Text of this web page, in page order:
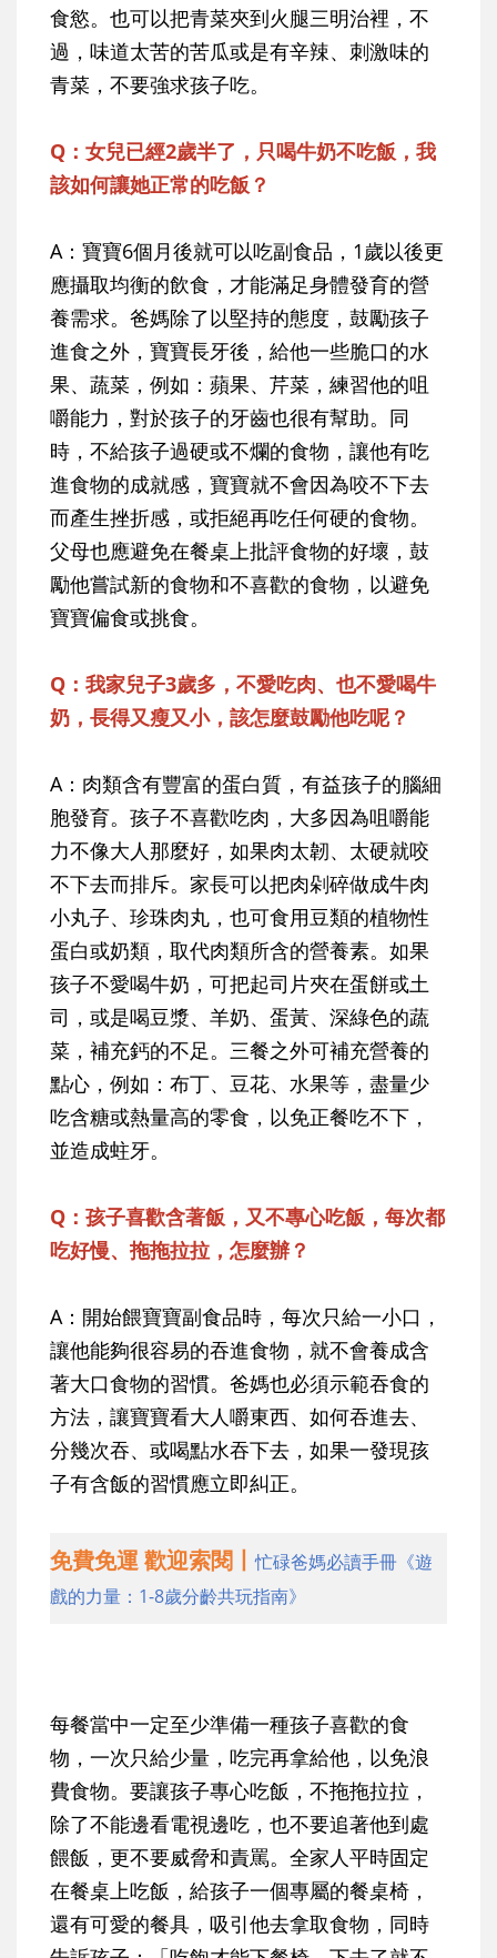
食慾。也可以把青菜夾到火腿三明治裡，不
過，味道太苦的苦瓜或是有辛辣、刺激味的
青菜，不要強求孩子吃。
Q：女兒已經2歲半了，只喝牛奶不吃飯，我
該如何讓她正常的吃飯？
A：寶寶6個月後就可以吃副食品，1歲以後更
應攝取均衡的飲食，才能滿足身體發育的營
養需求。爸媽除了以堅持的態度，鼓勵孩子
進食之外，寶寶長牙後，給他一些脆口的水
果、蔬菜，例如：蘋果、芹菜，練習他的咀
嚼能力，對於孩子的牙齒也很有幫助。同
時，不給孩子過硬或不爛的食物，讓他有吃
進食物的成就感，寶寶就不會因為咬不下去
而產生挫折感，或拒絕再吃任何硬的食物。
父母也應避免在餐桌上批評食物的好壞，鼓
勵他嘗試新的食物和不喜歡的食物，以避免
寶寶偏食或挑食。
Q：我家兒子3歲多，不愛吃肉、也不愛喝牛
奶，長得又瘦又小，該怎麼鼓勵他吃呢？
A：肉類含有豐富的蛋白質，有益孩子的腦細
胞發育。孩子不喜歡吃肉，大多因為咀嚼能
力不像大人那麼好，如果肉太韌、太硬就咬
不下去而排斥。家長可以把肉剁碎做成牛肉
小丸子、珍珠肉丸，也可食用豆類的植物性
蛋白或奶類，取代肉類所含的營養素。如果
孩子不愛喝牛奶，可把起司片夾在蛋餅或土
司，或是喝豆漿、羊奶、蛋黃、深綠色的蔬
菜，補充鈣的不足。三餐之外可補充營養的
點心，例如：布丁、豆花、水果等，盡量少
吃含糖或熱量高的零食，以免正餐吃不下，
並造成蛀牙。
Q：孩子喜歡含著飯，又不專心吃飯，每次都
吃好慢、拖拖拉拉，怎麼辦？
A：開始餵寶寶副食品時，每次只給一小口，
讓他能夠很容易的吞進食物，就不會養成含
著大口食物的習慣。爸媽也必須示範吞食的
方法，讓寶寶看大人嚼東西、如何吞進去、
分幾次吞、或喝點水吞下去，如果一發現孩
子有含飯的習慣應立即糾正。
免費免運 歡迎索閱丨忙碌爸媽必讀手冊《遊
戲的力量：1-8歲分齡共玩指南》
每餐當中一定至少準備一種孩子喜歡的食
物，一次只給少量，吃完再拿給他，以免浪
費食物。要讓孩子專心吃飯，不拖拖拉拉，
除了不能邊看電視邊吃，也不要追著他到處
餵飯，更不要威脅和責罵。全家人平時固定
在餐桌上吃飯，給孩子一個專屬的餐桌椅，
還有可愛的餐具，吸引他去拿取食物，同時